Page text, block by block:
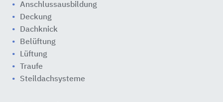
Anschlussausbildung
Deckung
Dachknick
Belüftung
Lüftung
Traufe
Steildachsysteme